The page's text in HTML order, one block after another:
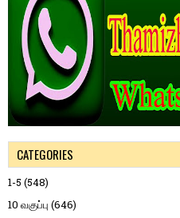
CATEGORIES
1-5 (548)
10 வகுப்பு (646)